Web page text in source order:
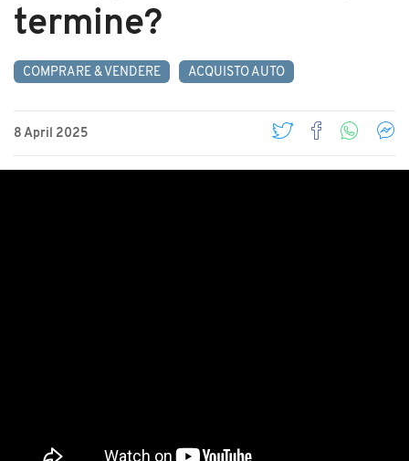
termine?
COMPRARE & VENDERE ACQUISTO AUTO
8 April 2025